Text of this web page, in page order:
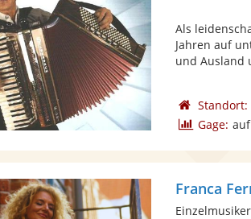
Als
Jahren auf
und Ausland
Standort:
Gage:
Franca